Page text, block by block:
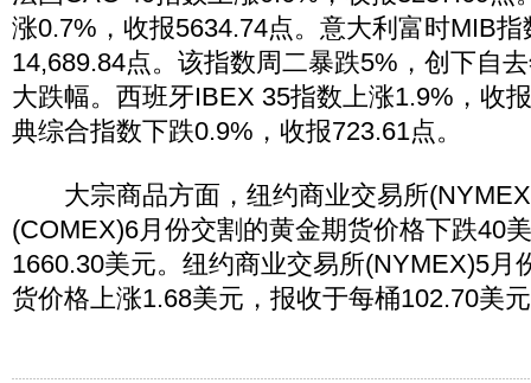
涨0.7%，收报5634.74点。意大利富时MIB
14,689.84点。该指数周二暴跌5%，创下自
大跌幅。西班牙IBEX 35指数上涨1.9%，收
典综合指数下跌0.9%，收报723.61点。
大宗商品方面，纽约商业交易所
(COMEX)6月份交割的黄金期货价格下跌40
1660.30美元。纽约商业交易所(NYMEX)5月
货价格上涨1.68美元，报收于每桶102.70美